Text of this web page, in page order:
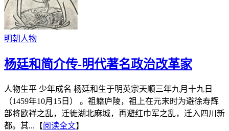
明朝人物
杨廷和简介传-明代著名政治改革家
人物生平 少年成名 杨廷和生于明英宗天顺三年九月十九日
（1459年10月15日） 。祖籍庐陵，祖上在元末时为避徐寿辉
部将欧祥之乱，迁徙湖北麻城，再避红巾军之乱，迁入四川新
都。其...【阅读全文】